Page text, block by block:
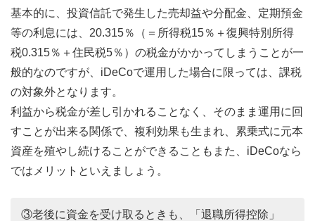
基本的に、投資信託で発生した売却益や分配金、定期預金
等の利息には、20.315％（＝所得税15％＋復興特別所得
税0.315％＋住民税5％）の税金がかかってしまうことが一
般的なのですが、iDeCoで運用した場合に限っては、課税
の対象外となります。
利益から税金が差し引かれることなく、そのまま運用に回
すことが出来る関係で、複利効果も生まれ、累乗式に元本
資産を殖やし続けることができることもまた、iDeCoなら
ではメリットといえましょう。
③老後に資金を受け取るときも、「退職所得控除」